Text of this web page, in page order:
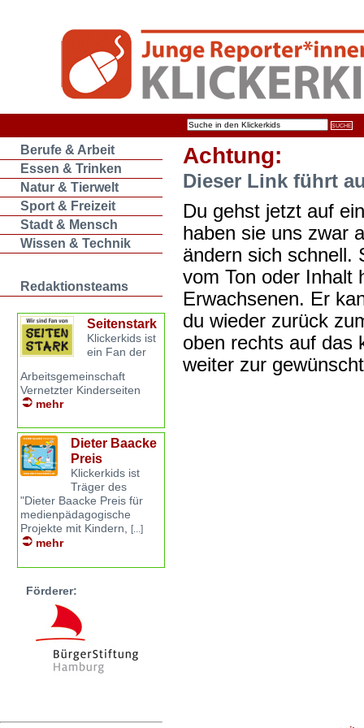
Berufe & Arbeit
Essen & Trinken
Natur & Tierwelt
Sport & Freizeit
Stadt & Mensch
Wissen & Technik
Redaktionsteams
Seitenstark
Klickerkids ist
ein Fan der
Arbeitsgemeinschaft
Vernetzter Kinderseiten
mehr
Dieter Baacke
Preis
Klickerkids ist
Träger des
"Dieter Baacke Preis für
medienpädagogische
Projekte mit Kindern, [...]
mehr
Förderer:
Achtung:
Dieser Link führt
Du gehst jetzt auf
haben sie uns zwar
ändern sich schnell.
vom Ton oder Inhalt
Erwachsenen. Er
du wieder zurück
oben rechts auf das
weiter zur